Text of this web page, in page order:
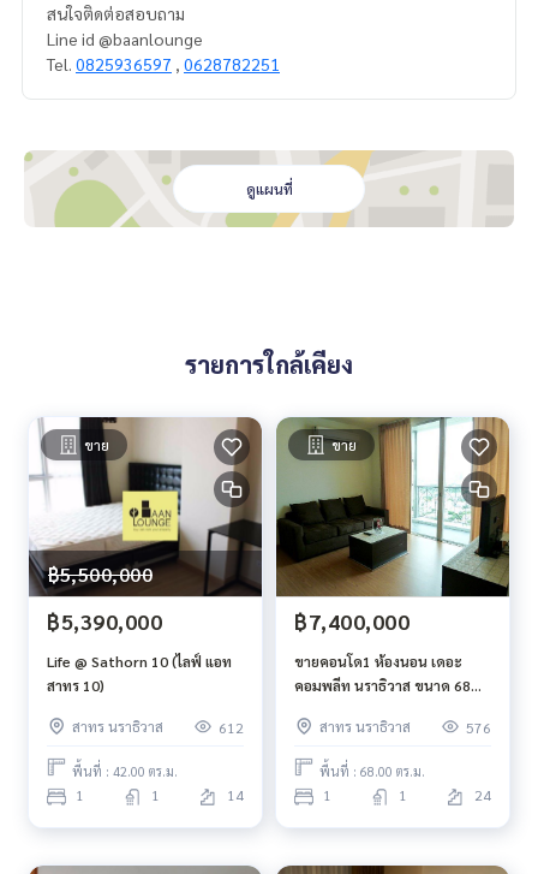
สนใจติดต่อสอบถาม
Line id @baanlounge
Tel. 0825936597 0628782251
ดูแผนที่
รายการใกล้เคียง
ขาย
฿5,500,000
฿5,390,000
Life @ Sathorn 10 (ไลฟ์ แอท
สาทร 10)
สาทร นราธิวาส 612
พื้นที่ : 42.00 ตร.ม.
1 1 14
ขาย
฿7,400,000
ขายคอนโด1 ห้องนอน เดอะ
คอมพลีท นราธิวาส ขนาด 68
สาทร นราธิวาส
576
พื้นที่ : 68.00 ตร.ม.
1 1 24